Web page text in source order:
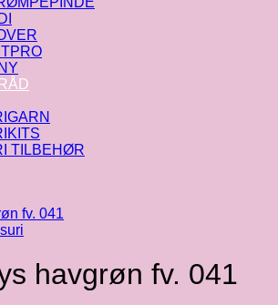
TILBEHØR
havgrøn fv. 041